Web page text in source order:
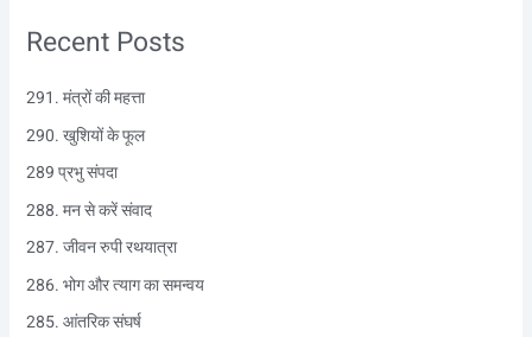
c
f
o
r
:
Recent Posts
291. मंत्रों की महत्ता
290. खुशियों के फूल
289 प्रभु संपदा
288. मन से करें संवाद
287. जीवन रुपी रथयात्रा
286. भोग और त्याग का समन्वय
285. आंतरिक संघर्ष